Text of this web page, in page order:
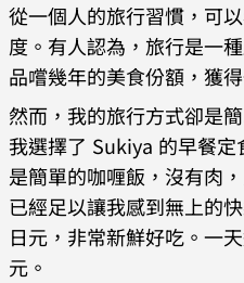
從一個人的旅行習慣，可
度。有人認為，旅行是一
品嚐幾年的美食份額，獲
然而，我的旅行方式卻是
我選擇了 Sukiya 的早餐
是簡單的咖喱飯，沒有肉
已經足以讓我感到無上的
日元，非常新鮮好吃。一
元。